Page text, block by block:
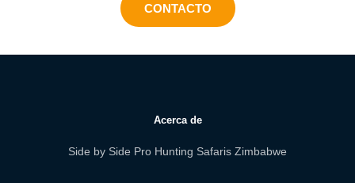
CONTACTO
Acerca de
Side by Side Pro Hunting Safaris Zimbabwe